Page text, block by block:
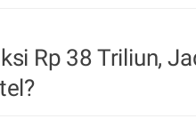
Rp 38 Triliun,